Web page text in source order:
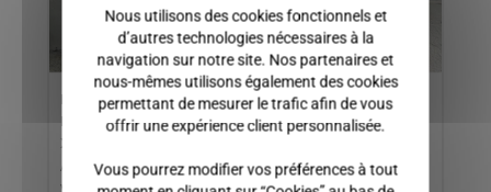
PORTE DROITE/PASSAGER
LIGIER XTOO 1, XTOO 2,
XTOO R, XTOO S, OPTIMAX
/ MICROCAR CARGO / (
vitre manuelle )
Moteur Lombardini Focs
Alternateur 58000km
BAROODER, MEDIA,
SPEEDINO / JDM ABACA,
Nous utilisons des cookies fonctionnels et
d’autres technologies nécessaires à la
navigation sur notre site. Nos partenaires et
nous-mêmes utilisons également des cookies
permettant de mesurer le trafic afin de vous
offrir une expérience client personnalisée.
Vous pourrez modifier vos préférences à tout